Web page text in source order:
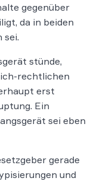
gegenüber
da in beiden
sei.
stünde,
rechtlichen
erst
Ein
sei eben
gerade
und